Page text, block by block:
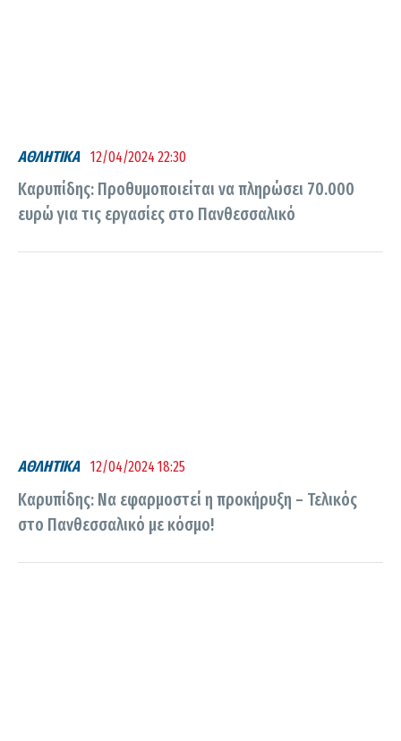
ΑΘΛΗΤΙΚΑ 12/04/2024 22:30
Καρυπίδης: Προθυμοποιείται να πληρώσει 70.000
ευρώ για τις εργασίες στο Πανθεσσαλικό
ΑΘΛΗΤΙΚΑ 12/04/2024 18:25
Καρυπίδης: Να εφαρμοστεί η προκήρυξη – Τελικός
στο Πανθεσσαλικό με κόσμο!